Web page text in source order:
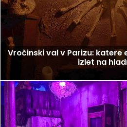
Vročinski val v Parizu:
izlet na